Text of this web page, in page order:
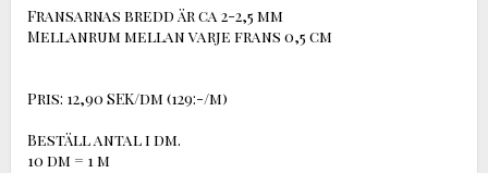
Fransarnas bredd är ca 2-2,5 mm
Mellanrum mellan varje frans 0,5 cm
Pris: 12,90 SEK/dm (129:-/m)
Beställ antal i dm.
10 dm = 1 m